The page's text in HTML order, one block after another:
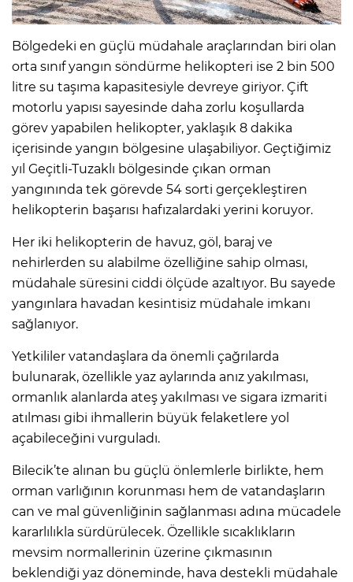
Bölgedeki en güçlü müdahale araçlarından biri olan
orta sınıf yangın söndürme helikopteri ise 2 bin 500
litre su taşıma kapasitesiyle devreye giriyor. Çift
motorlu yapısı sayesinde daha zorlu koşullarda
görev yapabilen helikopter, yaklaşık 8 dakika
içerisinde yangın bölgesine ulaşabiliyor. Geçtiğimiz
yıl Geçitli-Tuzaklı bölgesinde çıkan orman
yangınında tek görevde 54 sorti gerçekleştiren
helikopterin başarısı hafızalardaki yerini koruyor.
Her iki helikopterin de havuz, göl, baraj ve
nehirlerden su alabilme özelliğine sahip olması,
müdahale süresini ciddi ölçüde azaltıyor. Bu sayede
yangınlara havadan kesintisiz müdahale imkanı
sağlanıyor.
Yetkililer vatandaşlara da önemli çağrılarda
bulunarak, özellikle yaz aylarında anız yakılması,
ormanlık alanlarda ateş yakılması ve sigara izmariti
atılması gibi ihmallerin büyük felaketlere yol
açabileceğini vurguladı.
Bilecik’te alınan bu güçlü önlemlerle birlikte, hem
orman varlığının korunması hem de vatandaşların
can ve mal güvenliğinin sağlanması adına mücadele
kararlılıkla sürdürülecek. Özellikle sıcaklıkların
mevsim normallerinin üzerine çıkmasının
beklendiği yaz döneminde, hava destekli müdahale